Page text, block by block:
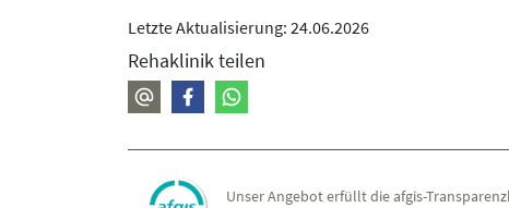
Letzte Aktualisierung: 24.06.2026
Rehaklinik teilen
Unser Angebot erfüllt die afgis-